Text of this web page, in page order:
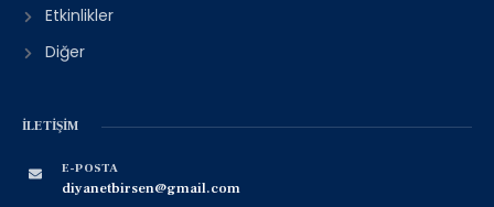
Etkinlikler
Diğer
İLETIŞIM
E-POSTA
diyanetbirsen@gmail.com